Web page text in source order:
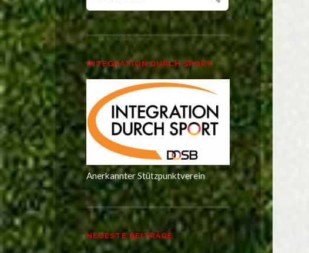
INTEGRATION DURCH SPORT
Anerkannter Stützpunktverein
NEUESTE BEITRÄGE